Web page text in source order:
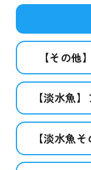
【その他】
【淡水魚
【淡水魚そ